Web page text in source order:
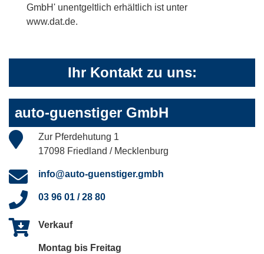
GmbH' unentgeltlich erhältlich ist unter
www.dat.de.
Ihr Kontakt zu uns:
auto-guenstiger GmbH
Zur Pferdehutung 1
17098 Friedland / Mecklenburg
info@auto-guenstiger.gmbh
03 96 01 / 28 80
Verkauf
Montag bis Freitag